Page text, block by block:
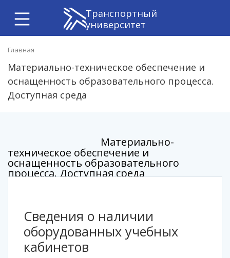
Транспортный
университет
Главная
Материально-техническое обеспечение и
оснащенность образовательного процесса.
Доступная среда
Cведения о наличии
оборудованных учебных
кабинетов
Материально-
техническое обеспечение и
оснащенность образовательного
процесса. Доступная среда